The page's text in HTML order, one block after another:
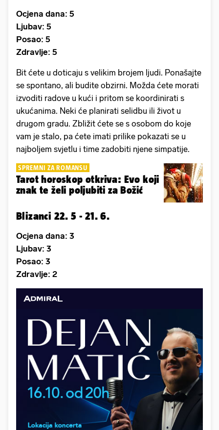
Ocjena dana: 5
Ljubav: 5
Posao: 5
Zdravlje: 5
Bit ćete u doticaju s velikim brojem ljudi. Ponašajte
se spontano, ali budite obzirni. Možda ćete morati
izvoditi radove u kući i pritom se koordinirati s
ukućanima. Neki će planirati selidbu ili život u
drugom gradu. Zbližit ćete se s osobom do koje
vam je stalo, pa ćete imati prilike pokazati se u
najboljem svjetlu i time zadobiti njene simpatije.
SPREMNI ZA ROMANSU
Tarot horoskop otkriva: Evo koji
znak te želi poljubiti za Božić
Blizanci 22. 5 - 21. 6.
Ocjena dana: 3
Ljubav: 3
Posao: 3
Zdravlje: 2